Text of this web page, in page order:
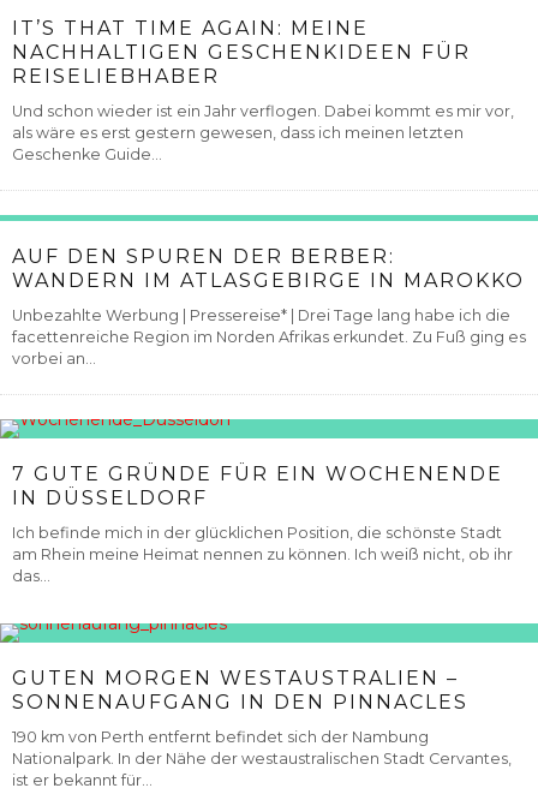
IT’S THAT TIME AGAIN: MEINE
NACHHALTIGEN GESCHENKIDEEN FÜR
REISELIEBHABER
Und schon wieder ist ein Jahr verflogen. Dabei kommt es mir vor,
als wäre es erst gestern gewesen, dass ich meinen letzten
Geschenke Guide...
AUF DEN SPUREN DER BERBER:
WANDERN IM ATLASGEBIRGE IN MAROKKO
Unbezahlte Werbung | Pressereise* | Drei Tage lang habe ich die
facettenreiche Region im Norden Afrikas erkundet. Zu Fuß ging es
vorbei an...
7 GUTE GRÜNDE FÜR EIN WOCHENENDE
IN DÜSSELDORF
Ich befinde mich in der glücklichen Position, die schönste Stadt
am Rhein meine Heimat nennen zu können. Ich weiß nicht, ob ihr
das...
GUTEN MORGEN WESTAUSTRALIEN –
SONNENAUFGANG IN DEN PINNACLES
190 km von Perth entfernt befindet sich der Nambung
Nationalpark. In der Nähe der westaustralischen Stadt Cervantes,
ist er bekannt für...